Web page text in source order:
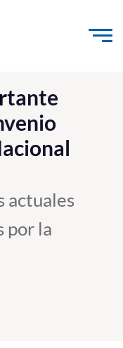
actuales
por la